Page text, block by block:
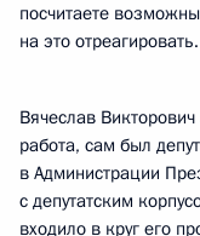
посчитаете
на это отреагировать.
Вячеслав
работа, сам был
в Администрации
с депутатским
входило в круг его